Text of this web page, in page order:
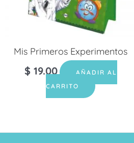
Mis Primeros Experimentos
$ 19.00
AÑADIR AL
CARRITO